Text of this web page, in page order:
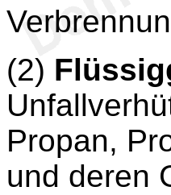
(2)
Propan,
und deren